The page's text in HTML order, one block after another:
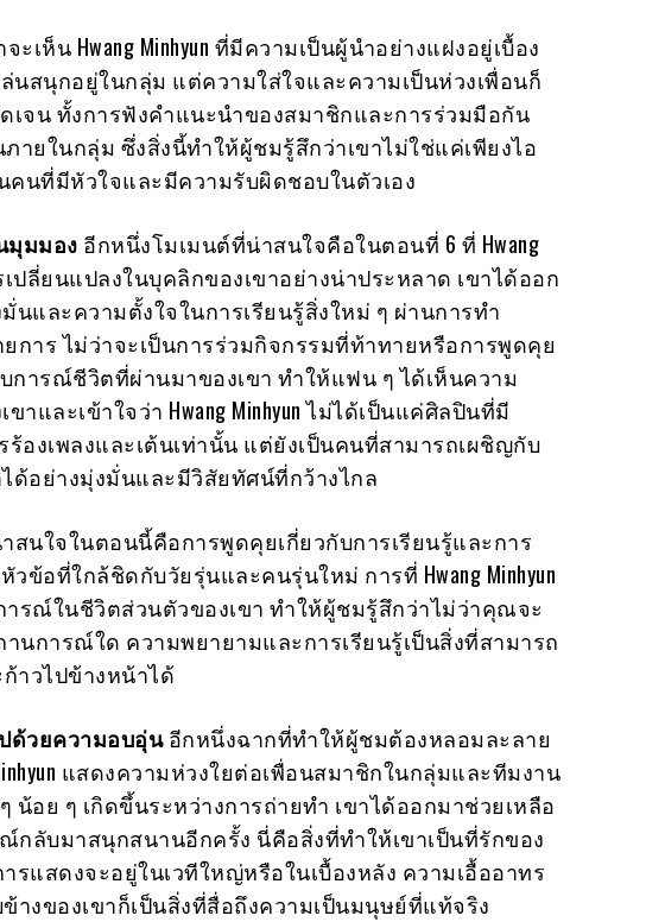
จะเห็น Hwang Minhyun ที่มีความเป็นผู้นำอย่างแฝงอยู่เบื้อง
นสนุกอยู่ในกลุ่ม แต่ความใส่ใจและความเป็นห่วงเพื่อนก็
เจน ทั้งการฟังคำแนะนำของสมาชิกและการร่วมมือกัน
ายในกลุ่ม ซึ่งสิ่งนี้ทำให้ผู้ชมรู้สึกว่าเขาไม่ใช่แค่เพียงไอ
คนที่มีหัวใจและมีความรับผิดชอบในตัวเอง
มุมมอง อีกหนึ่งโมเมนต์ที่น่าสนใจคือในตอนที่ 6 ที่ Hwang
เปลี่ยนแปลงในบุคลิกของเขาอย่างน่าประหลาด เขาได้ออก
นและความตั้งใจในการเรียนรู้สิ่งใหม่ ๆ ผ่านการทำ
การ ไม่ว่าจะเป็นการร่วมกิจกรรมที่ท้าทายหรือการพูดคุย
การณ์ชีวิตที่ผ่านมาของเขา ทำให้แฟน ๆ ได้เห็นความ
าและเข้าใจว่า Hwang Minhyun ไม่ได้เป็นแค่ศิลปินที่มี
องเพลงและเต้นเท่านั้น แต่ยังเป็นคนที่สามารถเผชิญกับ
ด้อย่างมุ่งมั่นและมีวิสัยทัศน์ที่กว้างไกล
สนใจในตอนนี้คือการพูดคุยเกี่ยวกับการเรียนรู้และการ
ข้อที่ใกล้ชิดกับวัยรุ่นและคนรุ่นใหม่ การที่ Hwang Minhyun
ารณ์ในชีวิตส่วนตัวของเขา ทำให้ผู้ชมรู้สึกว่าไม่ว่าคุณจะ
านการณ์ใด ความพยายามและการเรียนรู้เป็นสิ่งที่สามารถ
าวไปข้างหน้าได้
ด้วยความอบอุ่นอีกหนึ่งฉากที่ทำให้ผู้ชมต้องหลอมละลาย
แสดงความห่วงใยต่อเพื่อนสมาชิกในกลุ่มและทีมงาน
น้อย ๆ เกิดขึ้นระหว่างการถ่ายทำ เขาได้ออกมาช่วยเหลือ
กลับมาสนุกสนานอีกครั้ง นี่คือสิ่งที่ทำให้เขาเป็นที่รักของ
รแสดงจะอยู่ในเวทีใหญ่หรือในเบื้องหลัง ความเอื้ออาทร
างของเขาก็เป็นสิ่งที่สื่อถึงความเป็นมนุษย์ที่แท้จริง